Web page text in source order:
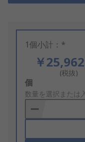
1個小計：*
￥
(税抜)
Add
to
Basket
個
数量を選択または